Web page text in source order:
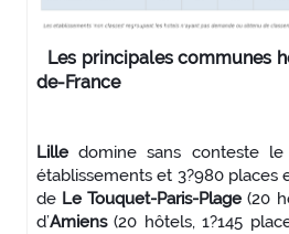
Les principales communes
de-France
Lilledomine sans conteste le
établissements et 3?980 places
de Le Touquet-Paris-Plage (20
d’Amiens(20 hôtels, 1?145